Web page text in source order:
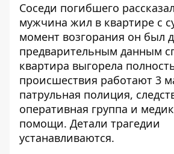
Соседи погибшего
мужчина жил в квартире с
момент возгорания он был
предварительным данным
квартира выгорела
происшествия работают 3
патрульная полиция,
оперативная группа и
помощи. Детали трагедии
устанавливаются.